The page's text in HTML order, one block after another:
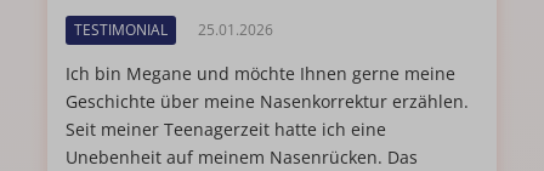
TESTIMONIAL 25.01.2026
Ich bin Megane und möchte Ihnen gerne meine
Geschichte über meine Nasenkorrektur erzählen.
Seit meiner Teenagerzeit hatte ich eine
Unebenheit auf meinem Nasenrücken. Das